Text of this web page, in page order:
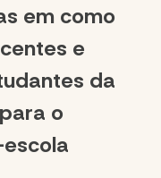
em como
e
da
o